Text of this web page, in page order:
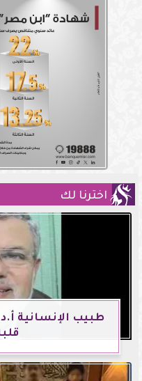
اخترنا لك
طبيب الإنسانية